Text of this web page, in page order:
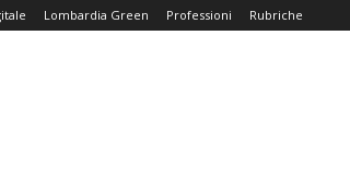
Lombardia Green Professioni Rubriche